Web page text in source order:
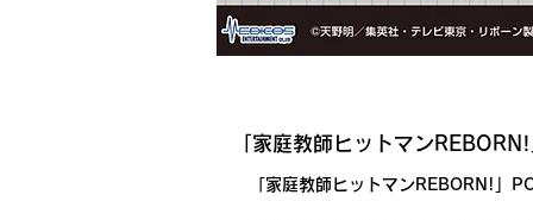
「家庭教師ヒットマン
「家庭教師ヒットマンREBORN!」